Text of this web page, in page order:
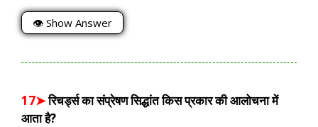
👁 Show Answer
17➤रिचर्ड्स का संप्रेषण सिद्धांत किस प्रकार की आलोचना में
आता है?